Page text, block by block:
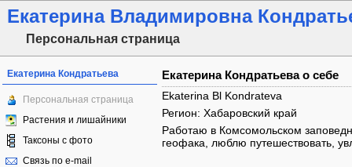
Екатерина Владимировна
Персональная страница
Екатерина Кондратьева
Персональная страница
Растения и лишайники
Таксоны с фото
Связь по e-mail
Екатерина Кондратьева о себе
Ekaterina Bl Kondrateva
Регион: Хабаровский край
Работаю в Комсомольском
геофака, люблю путешествовать,